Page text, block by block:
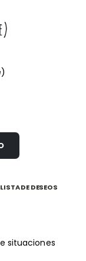
DE DESEOS
situaciones